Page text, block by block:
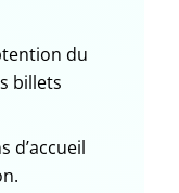
du
billets
d’accueil